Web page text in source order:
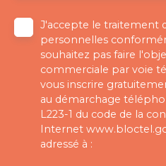
J'accepte le traitement
personnelles
souhaitez pas faire
commerciale par voie
vous inscrire
au démarchage
L223-1 du code de la
Internet
adressé à :